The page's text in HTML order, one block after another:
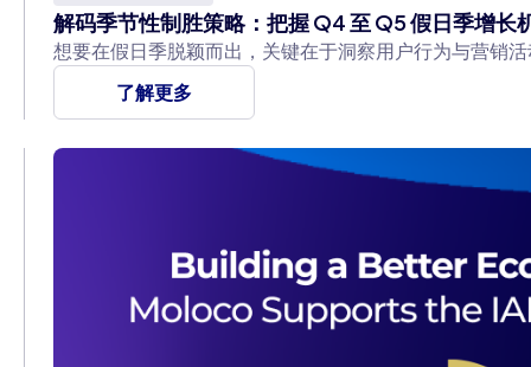
解码季节性制胜策略：把握 Q4 至 Q5 假日季增长
想要在假日季脱颖而出，关键在于洞察用户行为与营销
了解更多